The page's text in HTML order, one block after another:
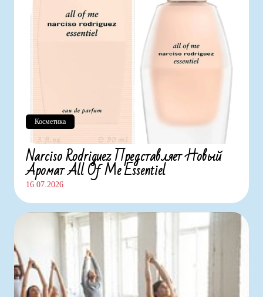
Narciso Rodriguez Представляет Новый
Аромат All Of Me Essentiel
16.07.2026
Косметика